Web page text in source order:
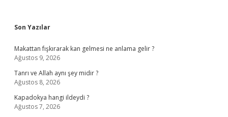
Sidebar
Son Yazılar
Makattan fışkırarak kan gelmesi ne anlama gelir ?
Ağustos 9, 2026
Tanrı ve Allah aynı şey midir ?
Ağustos 8, 2026
Kapadokya hangi ildeydi ?
Ağustos 7, 2026